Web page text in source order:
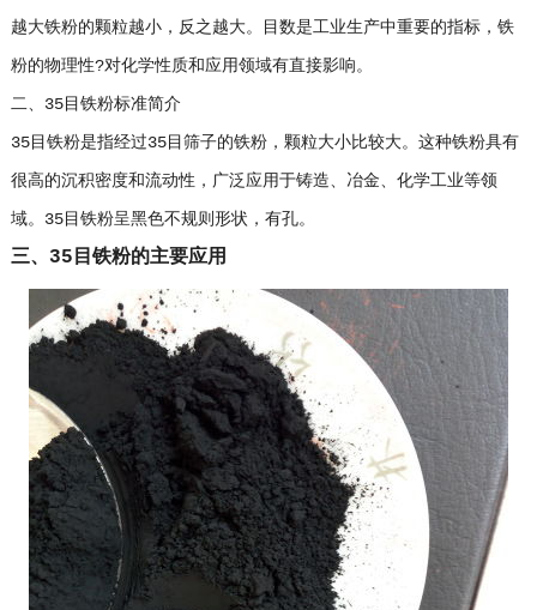
越大铁粉的颗粒越小，反之越大。目数是工业生产中重要的指标，铁
粉的物理性?对化学性质和应用领域有直接影响。
二、35目铁粉标准简介
35目铁粉是指经过35目筛子的铁粉，颗粒大小比较大。这种铁粉具有
很高的沉积密度和流动性，广泛应用于铸造、冶金、化学工业等领
域。35目铁粉呈黑色不规则形状，有孔。
三、35目铁粉的主要应用